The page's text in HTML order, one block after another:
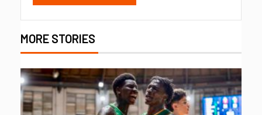
MORE STORIES